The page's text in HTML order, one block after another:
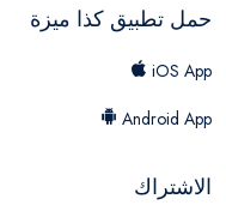
حمل تطبيق كذا ميزة
iOS App
Android App
الاشتراك